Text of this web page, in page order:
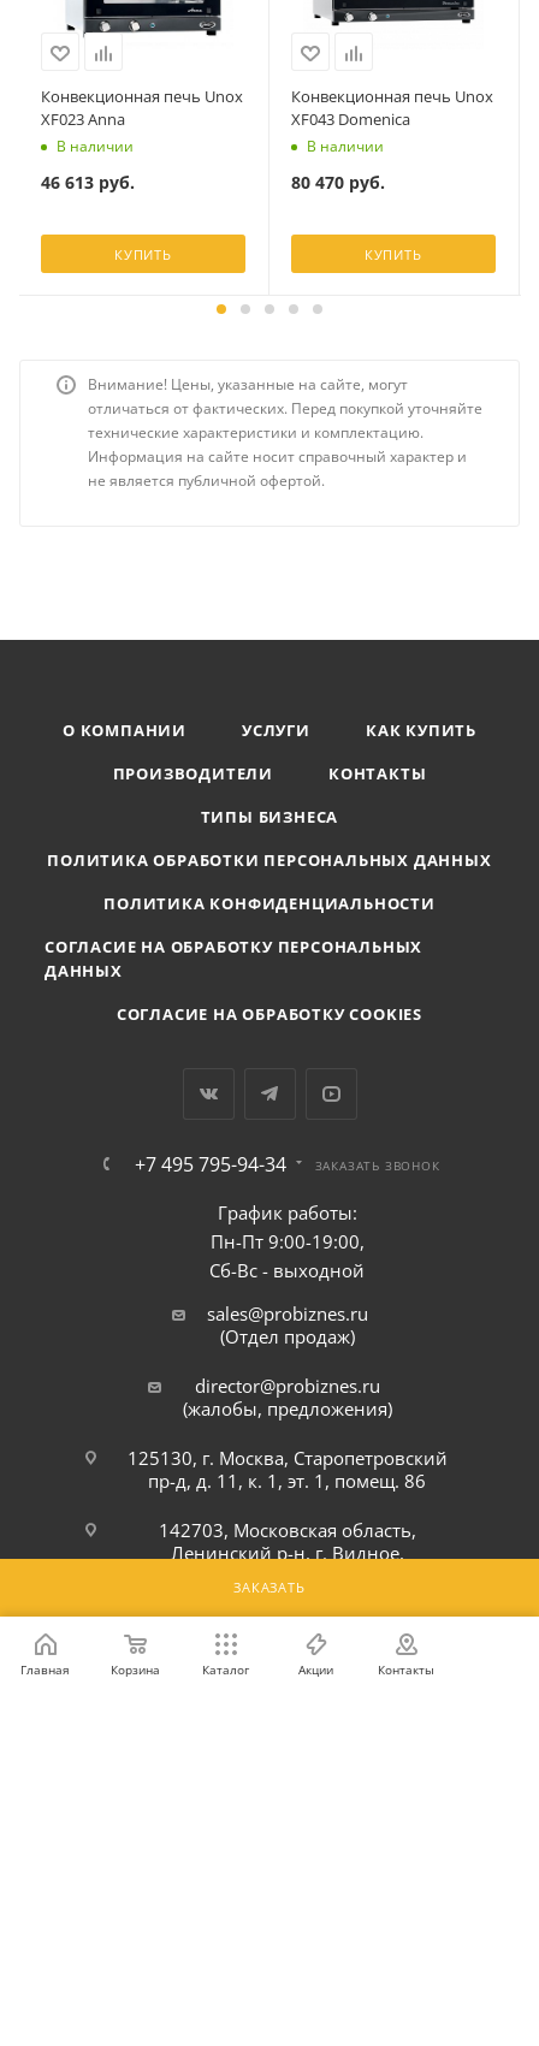
ЗАКАЗАТЬ
Конвекционная печь Unox
XF023 Anna
В наличии
46 613руб.
КУПИТЬ
Конвекционная печь Unox
XF043 Domenica
В наличии
80 470руб.
КУПИТЬ
Внимание! Цены, указанные на сайте, могут
отличаться от фактических. Перед покупкой уточняйте
технические характеристики и комплектацию.
Информация на сайте носит справочный характер и
не является публичной офертой.
О КОМПАНИИ УСЛУГИ
КАК КУПИТЬ
ПРОИЗВОДИТЕЛИ
КОНТАКТЫ
ТИПЫ БИЗНЕСА
ПОЛИТИКА ОБРАБОТКИ ПЕРСОНАЛЬНЫХ ДАННЫХ
ПОЛИТИКА КОНФИДЕНЦИАЛЬНОСТИ
СОГЛАСИЕ НА ОБРАБОТКУ ПЕРСОНАЛЬНЫХ
ДАННЫХ
СОГЛАСИЕ НА ОБРАБОТКУ COOKIES
+7 495 795-94-34 ЗАКАЗАТЬ ЗВОНОК
График работы:
Пн-Пт 9:00-19:00,
Сб-Вс - выходной
sales@probiznes.ru
(Отдел продаж)
director@probiznes.ru
(жалобы, предложения)
125130, г. Москва, Старопетровский
пр-д, д. 11, к. 1, эт. 1, помещ. 86
142703, Московская область,
Ленинский р-н, г. Видное,
ПОДПИСАТЬСЯ НА РАССЫЛКУ
Главная Корзина Каталог Акции Контакты